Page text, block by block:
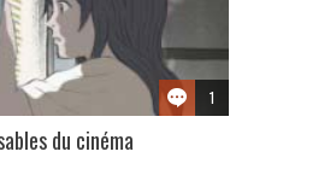
1
du cinéma